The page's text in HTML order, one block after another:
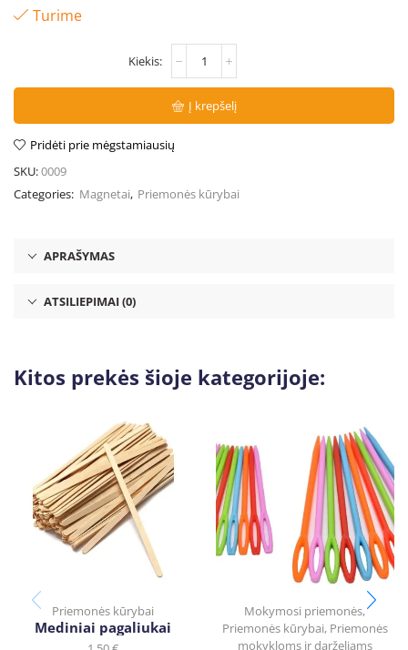
Turime
Į krepšelį
Pridėti prie mėgstamiausių
SKU:0009
Categories: Magnetai, Priemonės kūrybai
APRAŠYMAS
ATSILIEPIMAI (0)
Kitos prekės šioje kategorijoje:
Priemonės kūrybai
Mediniai pagaliukai
Mokymosi priemonės,
Priemonės kūrybai, Priemonės
mokykloms ir darželiams